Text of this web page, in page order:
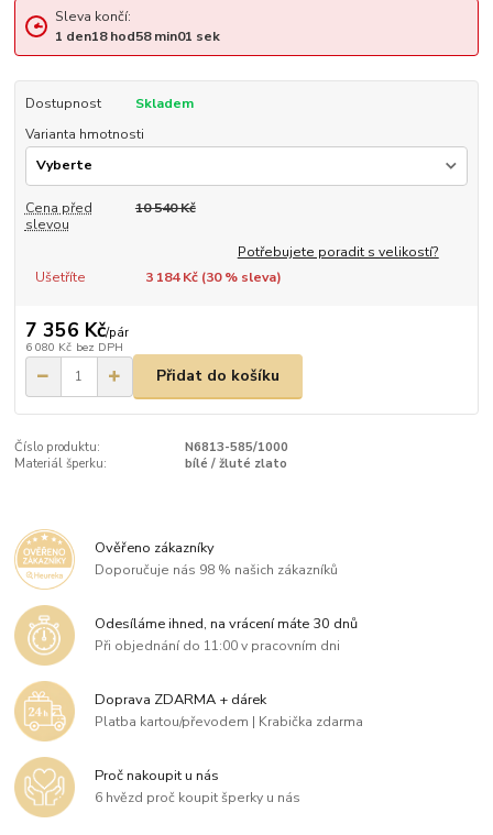
Sleva končí:
1 den18hod58min00 sek
Dostupnost
Skladem
Varianta hmotnosti
Cena před
slevou
10 540 Kč
Potřebujete poradit s velikostí?
Ušetříte
3 184 Kč (30% sleva)
7 356 Kč/pár
6 080 Kč bez DPH
Přidat do košíku
Číslo produktu:
N6813-585/1000
Materiál šperku:
bílé / žluté zlato
Ověřeno zákazníky
Doporučuje nás 98 % našich zákazníků
Odesíláme ihned, na vrácení máte 30 dnů
Při objednání do 11:00 v pracovním dni
Doprava ZDARMA + dárek
Platba kartou/převodem | Krabička zdarma
Proč nakoupit u nás
6 hvězd proč koupit šperky u nás